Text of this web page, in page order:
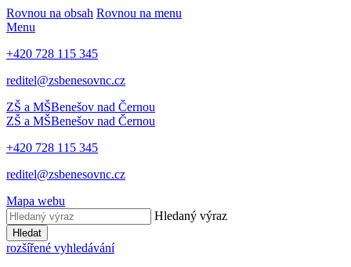
Rovnou na obsah Rovnou na menu
Menu
+420 728 115 345
reditel@zsbenesovnc.cz
ZŠ a MŠBenešov nad Černou
ZŠ a MŠBenešov nad Černou
+420 728 115 345
reditel@zsbenesovnc.cz
Mapa webu
Hledaný výraz
Hledat
rozšířené vyhledávání